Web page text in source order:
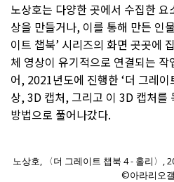
노상호는 다양한 곳에서 수집한
상을 만들거나, 이를 통해 만든 인
이트 챕북’ 시리즈의 화면 곳곳에
체 영상이 유기적으로 연결되는
어, 2021년도에 진행한 ‘더 그레
상, 3D 캡처, 그리고 이 3D 캡처를
방법으로 풀어나갔다.
노상호, 〈더 그레이트 챕북 4 - 홀리〉,
©아라리오